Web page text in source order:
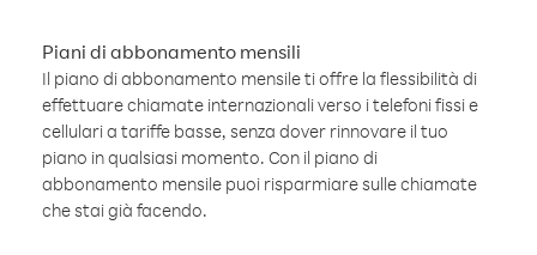
Piani di abbonamento mensili
Il piano di abbonamento mensile ti offre la flessibilità di
effettuare chiamate internazionali verso i telefoni fissi e
cellulari a tariffe basse, senza dover rinnovare il tuo
piano in qualsiasi momento. Con il piano di
abbonamento mensile puoi risparmiare sulle chiamate
che stai già facendo.